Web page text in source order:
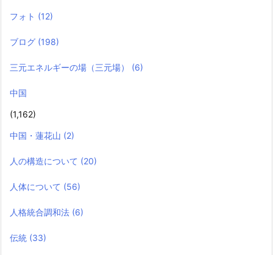
フォト (12)
ブログ (198)
三元エネルギーの場（三元場） (6)
中国
(1,162)
中国・蓮花山 (2)
人の構造について (20)
人体について (56)
人格統合調和法 (6)
伝統 (33)